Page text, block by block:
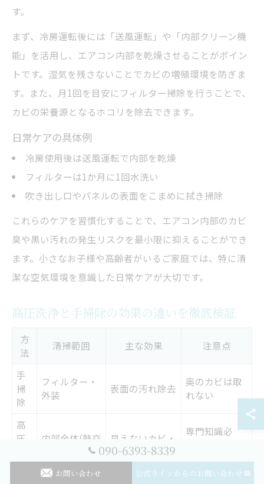
す。
まず、冷房運転後には「送風運転」や「内部クリーン機
能」を活用し、エアコン内部を乾燥させることがポイン
トです。湿気を残さないことでカビの増殖環境を防ぎま
す。また、月1回を目安にフィルター掃除を行うことで、
カビの栄養源となるホコリを除去できます。
日常ケアの具体例
冷房使用後は送風運転で内部を乾燥
フィルターは1か月に1回水洗い
吹き出し口やパネルの表面をこまめに拭き掃除
これらのケアを習慣化することで、エアコン内部のカビ
臭や黒い汚れの発生リスクを最小限に抑えることができ
ます。小さなお子様や高齢者がいるご家庭では、特に清
潔な空気環境を意識した日常ケアが大切です。
高圧洗浄と手掃除の効果の違いを徹底検証
方
法
清掃範囲 主な効果 注意点
手
掃
除
フィルター・
外装
表面の汚れ除去
奥のカビは取
れない
高
圧
浄
内部全体(熱交
換器・ファン)
見えないカビ・
臭いの元を除去
専門知識必
090-6393-8339
お問い合わせ 公式ラインからのお問い合わせ